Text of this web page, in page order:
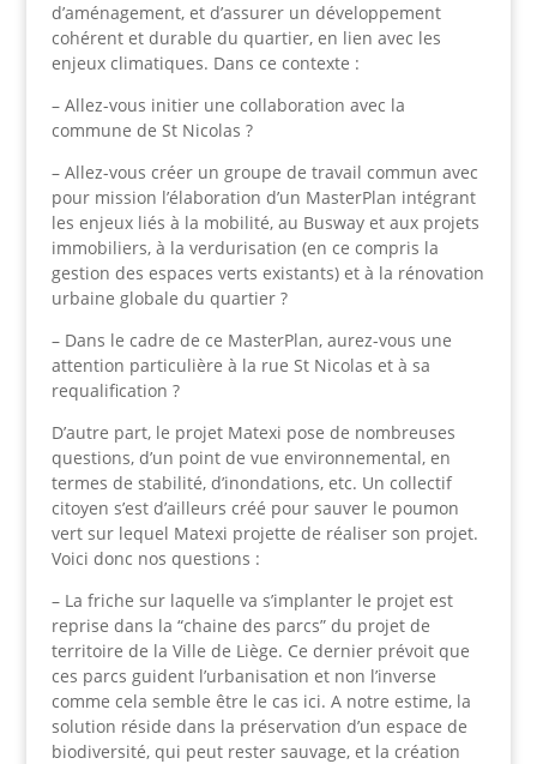
d’aménagement, et d’assurer un développement
cohérent et durable du quartier, en lien avec les
enjeux climatiques. Dans ce contexte :
– Allez-vous initier une collaboration avec la
commune de St Nicolas ?
– Allez-vous créer un groupe de travail commun avec
pour mission l’élaboration d’un MasterPlan intégrant
les enjeux liés à la mobilité, au Busway et aux projets
immobiliers, à la verdurisation (en ce compris la
gestion des espaces verts existants) et à la rénovation
urbaine globale du quartier ?
– Dans le cadre de ce MasterPlan, aurez-vous une
attention particulière à la rue St Nicolas et à sa
requalification ?
D’autre part, le projet Matexi pose de nombreuses
questions, d’un point de vue environnemental, en
termes de stabilité, d’inondations, etc. Un collectif
citoyen s’est d’ailleurs créé pour sauver le poumon
vert sur lequel Matexi projette de réaliser son projet.
Voici donc nos questions :
– La friche sur laquelle va s’implanter le projet est
reprise dans la “chaine des parcs” du projet de
territoire de la Ville de Liège. Ce dernier prévoit que
ces parcs guident l’urbanisation et non l’inverse
comme cela semble être le cas ici. A notre estime, la
solution réside dans la préservation d’un espace de
biodiversité, qui peut rester sauvage, et la création